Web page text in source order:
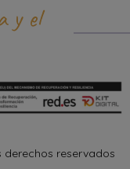
y el
derechos reservados